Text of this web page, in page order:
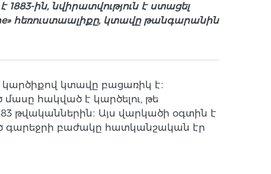
ին, նվիրատվություն է ստացել
հեռուստաալիքը, կտավը թանգարանին
կարծիքով կտավը բացառիկ է։
հակված է կարծելու, թե
թվականներին։ Այս վարկածի օգտին է
գարեջրի բաժակը հատկանշական էր